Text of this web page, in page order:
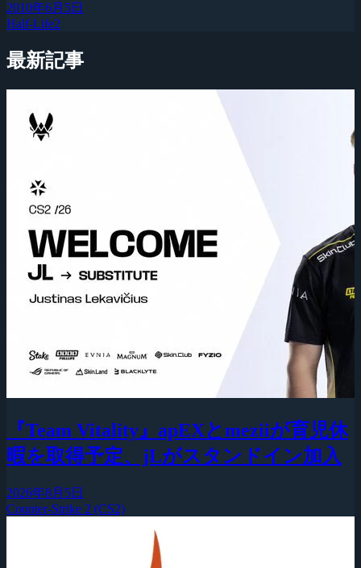
2010年6月5日
Half-Life2
最新記事
『Team Vitality』apEXとmeziiが育児休
暇を取得予定、jLがスタンドイン加入
2026年8月5日
Counter-Strike 2 (CS2)